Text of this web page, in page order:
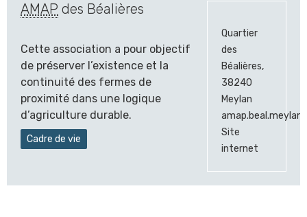
AMAP des Béalières
Cette association a pour objectif
de préserver l’existence et la
continuité des fermes de
proximité dans une logique
d’agriculture durable.
Cadre de vie
Quartier
des
Béalières,
38240
Meylan
Site
internet